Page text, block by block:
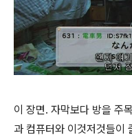
이 장면. 자막보다 방을 주
과 컴퓨터와 이것저것들이